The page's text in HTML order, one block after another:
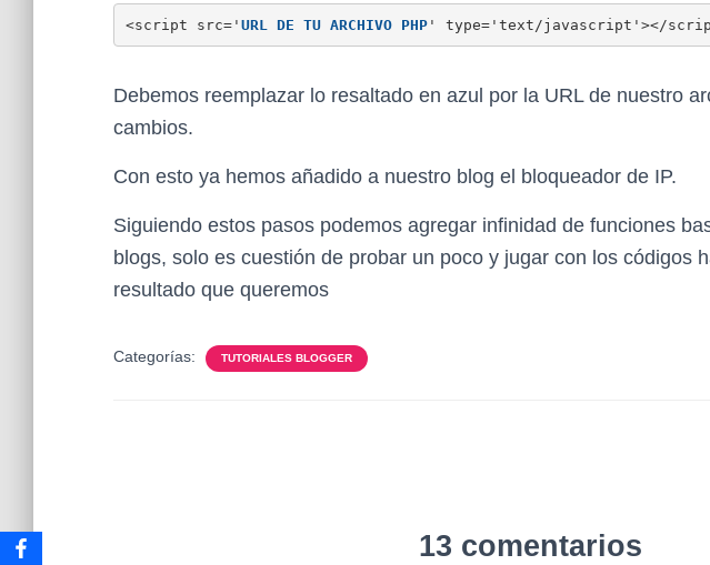
<script src=' URL DE TU ARCHIVO PHP' type='text/javascript'></
Debemos reemplazar lo resaltado en azul por la URL de nuestro
cambios.
Con esto ya hemos añadido a nuestro blog el bloqueador de IP.
Siguiendo estos pasos podemos agregar infinidad de funciones
blogs, solo es cuestión de probar un poco y jugar con los códigos
resultado que queremos
Categorías: TUTORIALES BLOGGER
13 comentarios